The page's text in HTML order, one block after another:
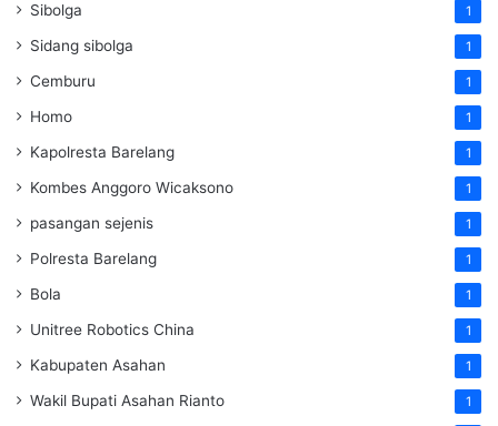
Sibolga 1
Sidang sibolga 1
Cemburu 1
Homo 1
Kapolresta Barelang 1
Kombes Anggoro Wicaksono 1
pasangan sejenis 1
Polresta Barelang 1
Bola 1
Unitree Robotics China 1
Kabupaten Asahan 1
Wakil Bupati Asahan Rianto 1